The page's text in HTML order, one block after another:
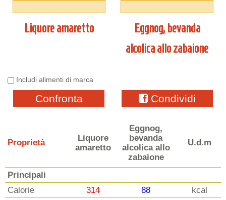
Liquore amaretto
Eggnog, bevanda
alcolica allo zabaione
Includi alimenti di marca
Confronta Condividi
Proprietà
Liquore
amaretto
Eggnog,
bevanda
alcolica allo
zabaione
U.d.m
Principali
Calorie
314 88
kcal